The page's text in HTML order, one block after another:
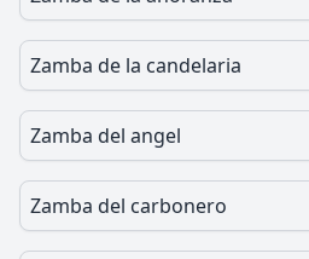
Zamba de la candelaria
Zamba del angel
Zamba del carbonero